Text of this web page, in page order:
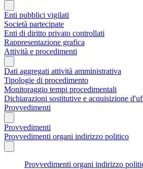
Enti pubblici vigilati
Società partecipate
Enti di diritto privato controllati
Rappresentazione grafica
Attività e procedimenti
Dati aggregati attività amministrativa
Tipologie di procedimento
Monitoraggio tempi procedimentali
Dichiarazioni sostitutive e acquisizione
Provvedimenti
Provvedimenti
Provvedimenti organi indirizzo politico
Provvedimenti organi indirizzo